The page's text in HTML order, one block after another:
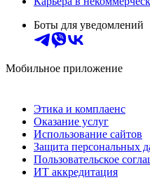
Боты для уведомлений
Мобильное приложение
Этика и комплаенс
Оказание услуг
Использование сайтов
Защита персональных
Пользовательское
ИТ аккредитация